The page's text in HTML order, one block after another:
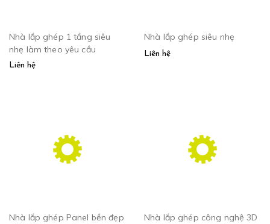
Nhà lắp ghép 1 tầng siêu
nhẹ làm theo yêu cầu
Liên hệ
Nhà lắp ghép siêu nhẹ
Liên hệ
Nhà lắp ghép Panel bền đẹp
Nhà lắp ghép công nghệ 3D